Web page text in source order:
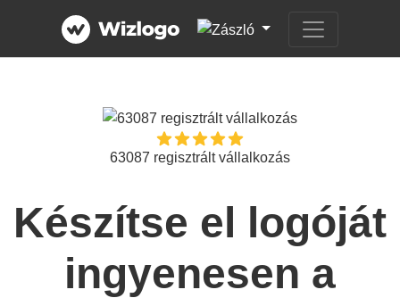
63087 regisztrált vállalkozás
Készítse el logóját
ingyenesen a